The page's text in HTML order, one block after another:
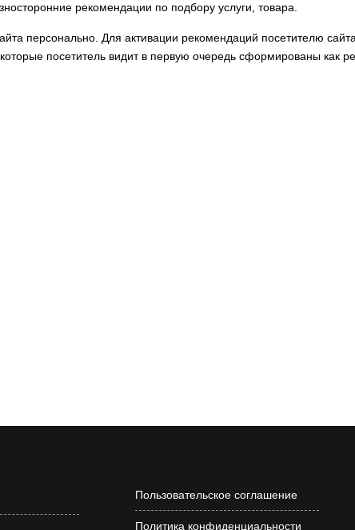
рекомендации по подбору услуги, товара.
персонально. Для активации рекомендаций посетителю
посетитель видит в первую очередь сформированы как
Пользовательское соглашение
Политика конфиденциальности